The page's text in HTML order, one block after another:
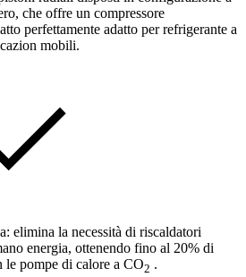
che offre un compressore
perfettamente adatto per refrigerante a
mobili.
elimina la necessità di riscaldatori
energia, ottenendo fino al 20% di
pompe di calore a CO2 .